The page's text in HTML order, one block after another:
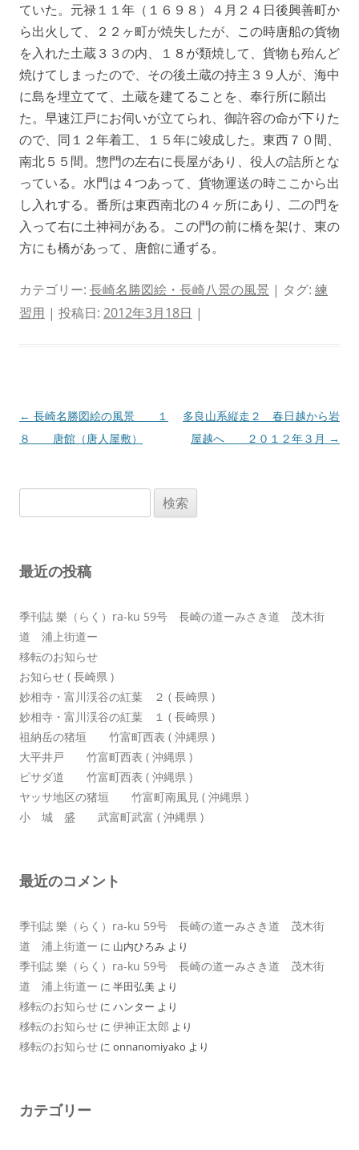
ていた。元禄１１年（１６９８）４月２４日後興善町か
ら出火して、２２ヶ町が焼失したが、この時唐船の貨物
を入れた土蔵３３の内、１８が類焼して、貨物も殆んど
焼けてしまったので、その後土蔵の持主３９人が、海中
に島を埋立てて、土蔵を建てることを、奉行所に願出
た。早速江戸にお伺いが立てられ、御許容の命が下りた
ので、同１２年着工、１５年に竣成した。東西７０間、
南北５５間。惣門の左右に長屋があり、役人の詰所とな
っている。水門は４つあって、貨物運送の時ここから出
し入れする。番所は東西南北の４ヶ所にあり、二の門を
入って右に土神祠がある。この門の前に橋を架け、東の
方にも橋があって、唐館に通ずる。
カテゴリー: 長崎名勝図絵・長崎八景の風景 | タグ: 練
習用 | 投稿日: 2012年3月18日 |
投
稿
ョ
← 長崎名勝図絵の風景 １
８ 唐館（唐人屋敷）
多良山系縦走２ 春日越から岩
屋越へ ２０１２年３月 →
索:
最近の投稿
季刊誌 樂（らく）ra-ku 59号 長崎の道ーみさき道 茂木街
道 浦上街道ー
移転のお知らせ
お知らせ ( 長崎県 )
妙相寺・富川渓谷の紅葉 ２ ( 長崎県 )
妙相寺・富川渓谷の紅葉 １ ( 長崎県 )
祖納岳の猪垣 竹富町西表 ( 沖縄県 )
大平井戸 竹富町西表 ( 沖縄県 )
ピサダ道 竹富町西表 ( 沖縄県 )
ヤッサ地区の猪垣 竹富町南風見 ( 沖縄県 )
小 城 盛 武富町武富 ( 沖縄県 )
最近のコメント
季刊誌 樂（らく）ra-ku 59号 長崎の道ーみさき道 茂木街
道 浦上街道ー に 山内ひろみ より
季刊誌 樂（らく）ra-ku 59号 長崎の道ーみさき道 茂木街
道 浦上街道ー に 半田弘美 より
移転のお知らせ に ハンター より
移転のお知らせ に 伊神正太郎 より
移転のお知らせ に onnanomiyako より
カテゴリー